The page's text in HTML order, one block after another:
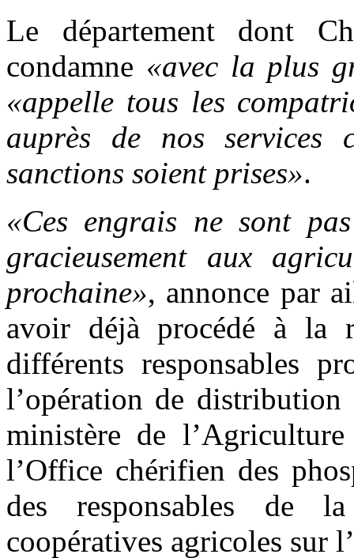
Le département dont
condamne «avec la plus
«appelle tous les
auprès de nos services
sanctions soient prises».
«Ces engrais ne sont
gracieusement aux
prochaine», annonce par
avoir déjà procédé à la
différents responsables
l’opération de distribution
ministère de
l’Office chérifien des
des responsables de
coopératives agricoles sur